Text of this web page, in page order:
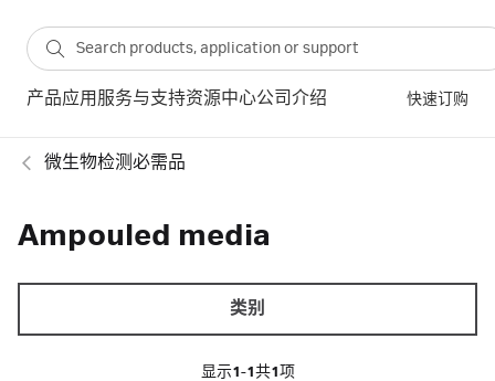
产品应用 服务与支持资源中心公司介绍 快速订购
微生物检测必需品
Ampouled media
类别
显示1-1 共1 项